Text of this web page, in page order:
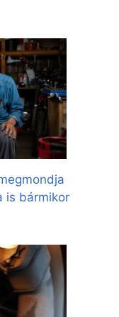
is bármikor